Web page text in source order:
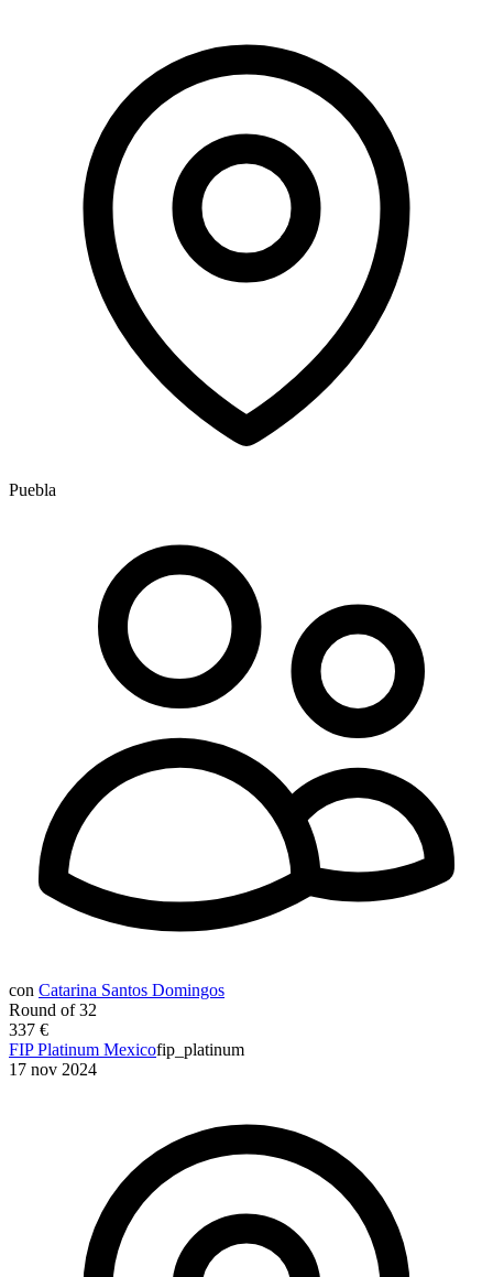
Puebla
con Catarina Santos Domingos
Round of 32
337 €
FIP Platinum Mexicofip_platinum
17 nov 2024